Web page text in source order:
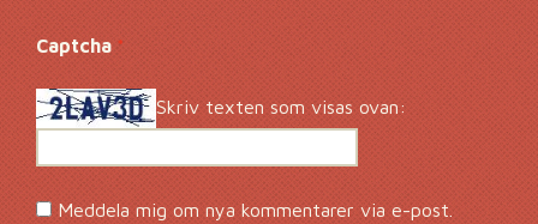
Captcha *
Skriv texten som visas ovan:
Meddela mig om nya kommentarer via e-post.